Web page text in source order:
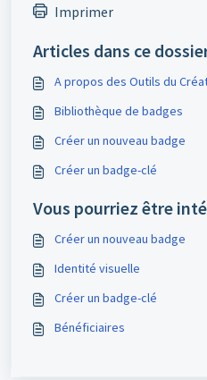
Imprimer
Articles dans ce
A propos des Outils du
Bibliothèque de badges
Créer un nouveau badge
Créer un badge-clé
Vous pourriez être
Créer un nouveau badge
Identité visuelle
Créer un badge-clé
Bénéficiaires